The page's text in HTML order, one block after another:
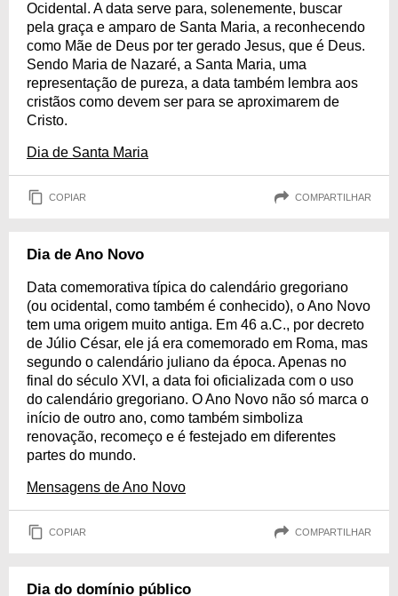
Ocidental. A data serve para, solenemente, buscar
pela graça e amparo de Santa Maria, a reconhecendo
como Mãe de Deus por ter gerado Jesus, que é Deus.
Sendo Maria de Nazaré, a Santa Maria, uma
representação de pureza, a data também lembra aos
cristãos como devem ser para se aproximarem de
Cristo.
Dia de Santa Maria
COPIAR COMPARTILHAR
Dia de Ano Novo
Data comemorativa típica do calendário gregoriano
(ou ocidental, como também é conhecido), o Ano Novo
tem uma origem muito antiga. Em 46 a.C., por decreto
de Júlio César, ele já era comemorado em Roma, mas
segundo o calendário juliano da época. Apenas no
final do século XVI, a data foi oficializada com o uso
do calendário gregoriano. O Ano Novo não só marca o
início de outro ano, como também simboliza
renovação, recomeço e é festejado em diferentes
partes do mundo.
Mensagens de Ano Novo
COPIAR COMPARTILHAR
Dia do domínio público